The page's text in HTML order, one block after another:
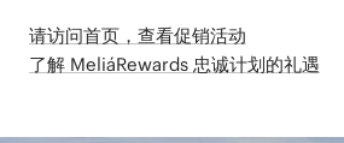
请访问首页，查看促销活动
了解 MeliáRewards 忠诚计划的礼遇